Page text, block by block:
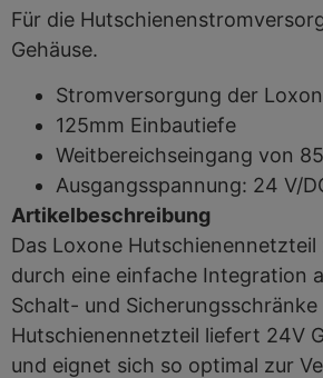
Für die
Gehäuse.
Stromversorgung der
125mm Einbautiefe
Weitbereichseingang von
Ausgangsspannung: 24 V/
Artikelbeschreibung
Das Loxone
durch eine einfache Integration
Schalt- und Sicherungsschränke
Hutschienennetzteil liefert 24V
und eignet sich so optimal zur